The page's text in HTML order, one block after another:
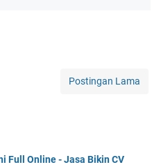
Postingan Lama
Full Online - Jasa Bikin CV